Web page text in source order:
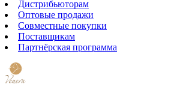
Дистрибьюторам
Оптовые продажи
Совместные покупки
Поставщикам
Партнёрская программа